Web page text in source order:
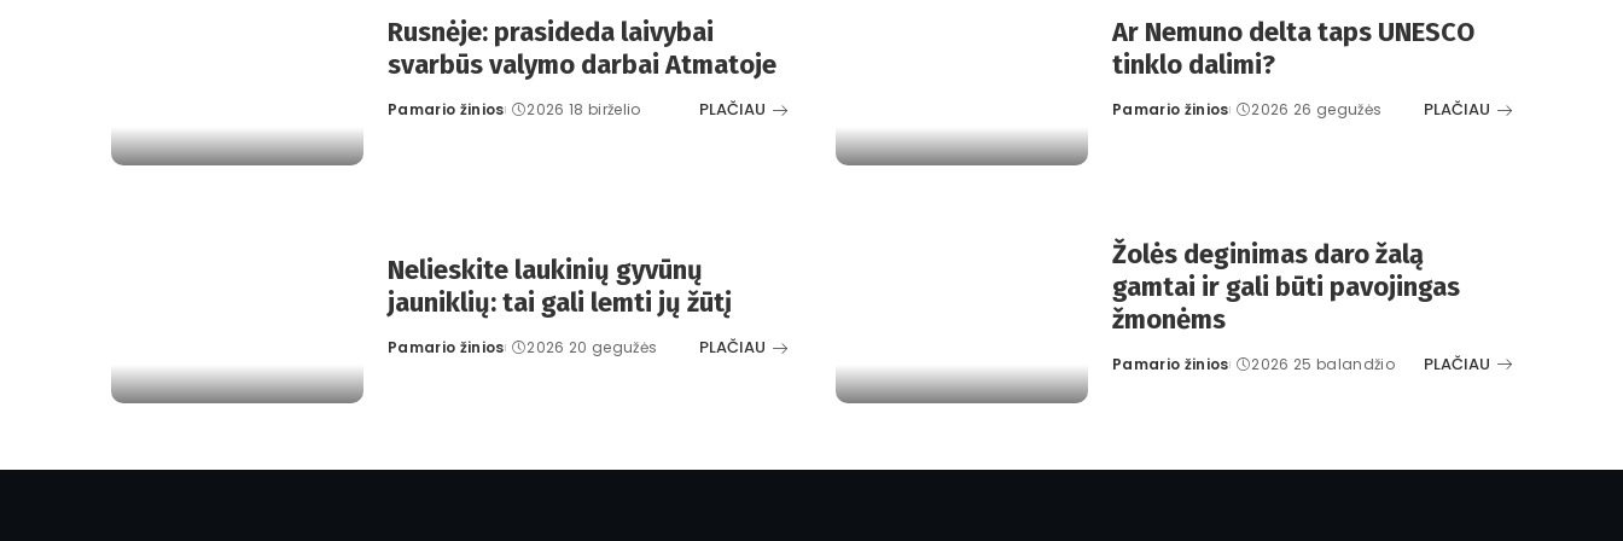
Rusnėje: prasideda laivybai
svarbūs valymo darbai Atmatoje
Posted
Pamario žinios 2026 18 birželio PLAČIAU
Ar Nemuno delta taps UNESCO
tinklo dalimi?
Posted
Pamario žinios 2026 26 gegužės PLAČIAU
Nelieskite laukinių gyvūnų
jauniklių: tai gali lemti jų žūtį
Posted
Pamario žinios 2026 20 gegužės PLAČIAU
Žolės deginimas daro žalą
gamtai ir gali būti pavojingas
žmonėms
Posted
Pamario žinios 2026 25 balandžio PLAČIAU